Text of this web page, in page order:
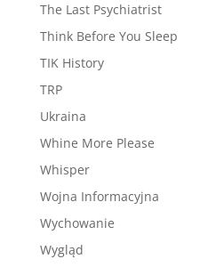
The Last Psychiatrist
Think Before You Sleep
TIK History
TRP
Ukraina
Whine More Please
Whisper
Wojna Informacyjna
Wychowanie
Wygląd